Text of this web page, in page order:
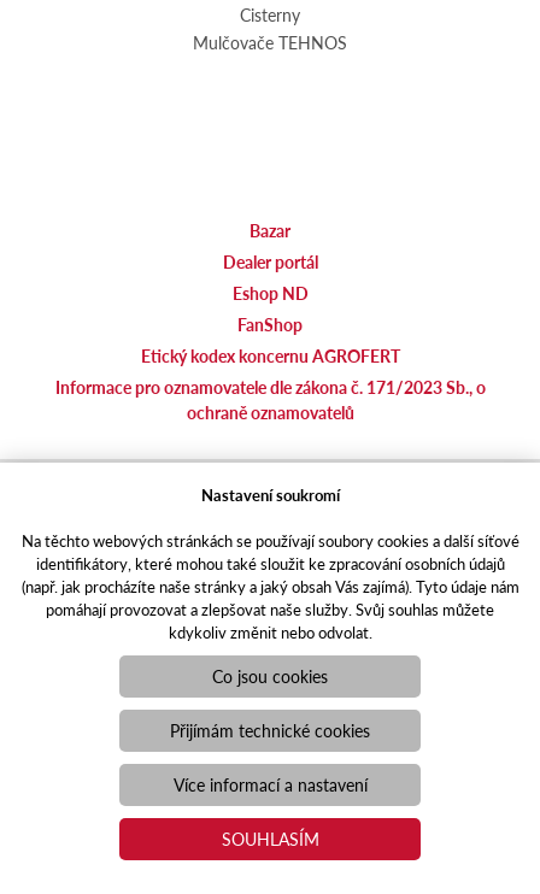
Cisterny
Mulčovače TEHNOS
Bazar
Dealer portál
Eshop ND
FanShop
Etický kodex koncernu AGROFERT
Informace pro oznamovatele dle zákona č. 171/2023 Sb., o
ochraně oznamovatelů
Responzivní webPuxdesign | agrics.cz © 2021
Toto jsou internetové stránky společnosti AGRI CS a. s., se sídlem
v Hustopečích, Hybešova 14, PSČ 69301, IČO 26243334,
zapsané v OR vedeném Krajským soudem v Brně, oddíl B, vložka
3582. Společnost AGRI CS a.s. je členem koncernu AGROFERT
řízeného společností AGROFERT, a.s., IČO 26185610, se sídlem
na adrese Pyšelská 2327/2, Chodov, 149 00 Praha 4.
agrotec.cz
portal.caseklub.cz
shop.agrics.cz
traktorbazar.cz
eshop.agrics.cz/cs
a-finance.cz
Nastavení soukromí
Na těchto webových stránkách se používají soubory cookies a další síťové
identifikátory, které mohou také sloužit ke zpracování osobních údajů
(např. jak procházíte naše stránky a jaký obsah Vás zajímá). Tyto údaje nám
pomáhají provozovat a zlepšovat naše služby. Svůj souhlas můžete
kdykoliv změnit nebo odvolat.
Co jsou cookies
Přijímám technické cookies
Více informací a nastavení
SOUHLASÍM